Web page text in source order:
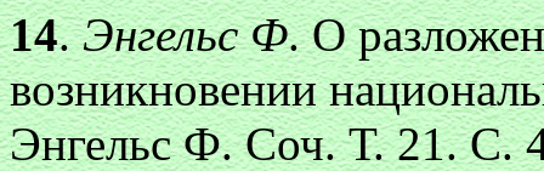
14.Энгельс Ф. О
возникновении
Энгельс Ф. Соч. Т. 21. С.